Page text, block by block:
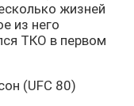
жизней
из него
ТКО в первом
(UFC 80)